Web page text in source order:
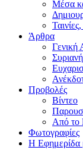
Μέσα
Άρθρα
Γενική
Προβολές
Βίντεο
Από το
Φωτογραφίες
Η Εφημερίδα